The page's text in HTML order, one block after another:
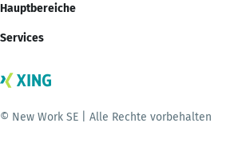
Hauptbereiche
Services
© New Work SE | Alle Rechte vorbehalten